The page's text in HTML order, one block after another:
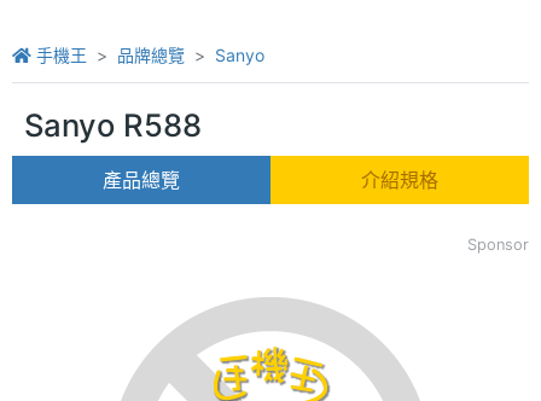
手機王 品牌總覽 Sanyo
Sanyo R588
產品總覽 介紹規格
Sponsor